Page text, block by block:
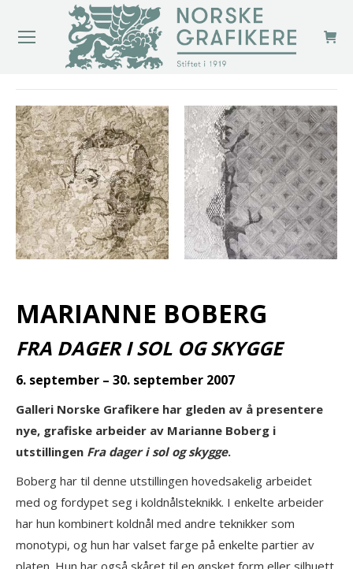
MARIANNE BOBERG
FRA DAGER I SOL OG SKYGGE
6. september – 30. september 2007
Galleri Norske Grafikere har gleden av å presentere
nye, grafiske arbeider av Marianne Boberg i
utstillingen Fra dager i sol og skygge.
Boberg har til denne utstillingen hovedsakelig arbeidet
med og fordypet seg i koldnålsteknikk. I enkelte arbeider
har hun kombinert koldnål med andre teknikker som
monotypi, og hun har valset farge på enkelte partier av
platen. Hun har også skåret til en ønsket form eller silhuett